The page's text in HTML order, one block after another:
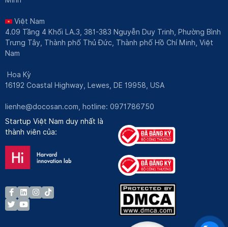
Việt Nam
4.09 Tầng 4 Khối LA.3, 381-383 Nguyễn Duy Trinh, Phường Bình
Trưng Tây, Thành phố Thủ Đức, Thành phố Hồ Chí Minh, Việt
Nam
Hoa Kỳ
16192 Coastal Highway, Lewes, DE 19958, USA
lienhe@docosan.com, hotline: 0971786750
Startup Việt Nam duy nhất là
thành viên của: